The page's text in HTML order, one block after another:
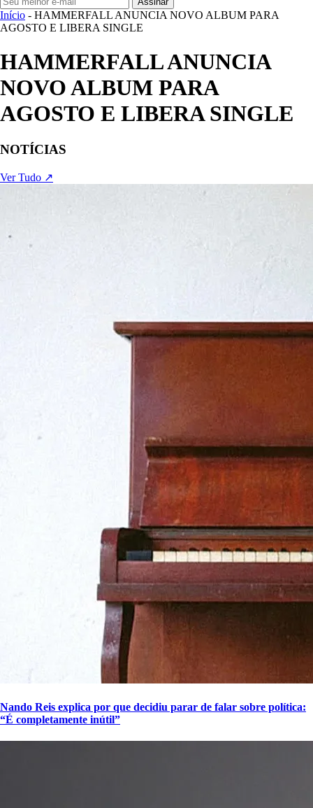
Início - HAMMERFALL ANUNCIA NOVO ALBUM PARA
AGOSTO E LIBERA SINGLE
HAMMERFALL ANUNCIA
NOVO ALBUM PARA
AGOSTO E LIBERA SINGLE
NOTÍCIAS
Ver Tudo ↗
Nando Reis explica por que decidiu parar de falar sobre política:
“É completamente inútil”